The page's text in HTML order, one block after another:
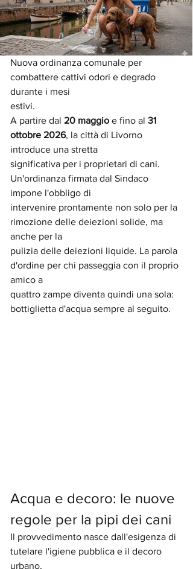
Nuova ordinanza comunale per
combattere cattivi odori e degrado
durante i mesi
estivi.
A partire dal 20 maggio e fino al 31
ottobre 2026, la città di Livorno
introduce una stretta
significativa per i proprietari di cani.
Un'ordinanza firmata dal Sindaco
impone l'obbligo di
intervenire prontamente non solo per la
rimozione delle deiezioni solide, ma
anche per la
pulizia delle deiezioni liquide. La parola
d'ordine per chi passeggia con il proprio
amico a
quattro zampe diventa quindi una sola:
bottiglietta d'acqua sempre al seguito.
Acqua e decoro: le nuove
regole per la pipi dei cani
Il provvedimento nasce dall'esigenza di
tutelare l'igiene pubblica e il decoro
urbano,